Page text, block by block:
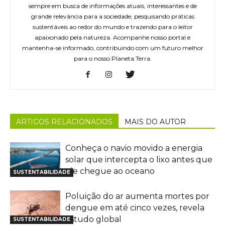
sempre em busca de informações atuais, interessantes e de
grande relevância para a sociedade, pesquisando práticas
sustentáveis ao redor do mundo e trazendo para o leitor
apaixonado pela natureza. Acompanhe nosso portal e
mantenha-se informado, contribuindo com um futuro melhor
para o nosso Planeta Terra.
ARTIGOS RELACIONADOS MAIS DO AUTOR
SUSTENTABILIDADE
Conheça o navio movido a energia
solar que intercepta o lixo antes que
ele chegue ao oceano
SUSTENTABILIDADE
Poluição do ar aumenta mortes por
dengue em até cinco vezes, revela
estudo global